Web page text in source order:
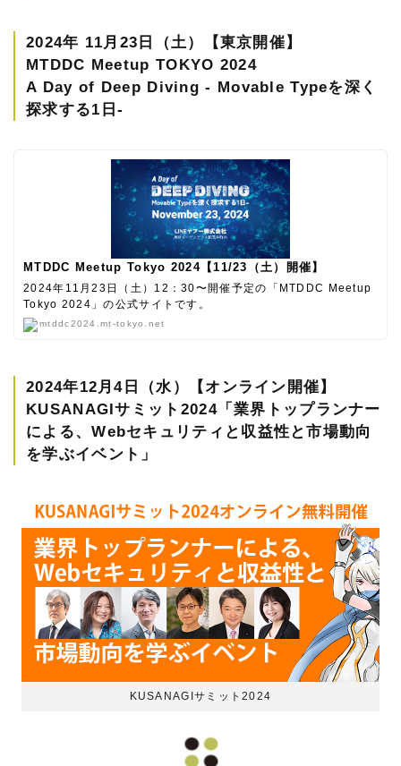
2024年 11月23日（土）【東京開催】
MTDDC Meetup TOKYO 2024
A Day of Deep Diving - Movable Typeを深く
探求する1日-
MTDDC Meetup Tokyo 2024【11/23（土）開催】
2024年11月23日（土）12：30〜開催予定の「MTDDC Meetup
Tokyo 2024」の公式サイトです。
mtddc2024.mt-tokyo.net
2024年12月4日（水）【オンライン開催】
KUSANAGIサミット2024「業界トップランナー
による、Webセキュリティと収益性と市場動向
を学ぶイベント」
KUSANAGIサミット2024